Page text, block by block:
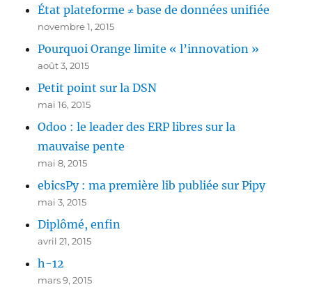
État plateforme ≠ base de données unifiée
novembre 1, 2015
Pourquoi Orange limite « l’innovation »
août 3, 2015
Petit point sur la DSN
mai 16, 2015
Odoo : le leader des ERP libres sur la
mauvaise pente
mai 8, 2015
ebicsPy : ma première lib publiée sur Pipy
mai 3, 2015
Diplômé, enfin
avril 21, 2015
h-12
mars 9, 2015